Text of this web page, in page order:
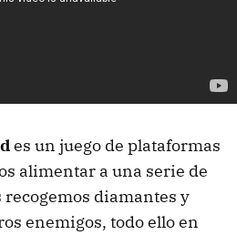
es un juego de plataformas
alimentar a una serie de
diamantes y
enemigos, todo ello en